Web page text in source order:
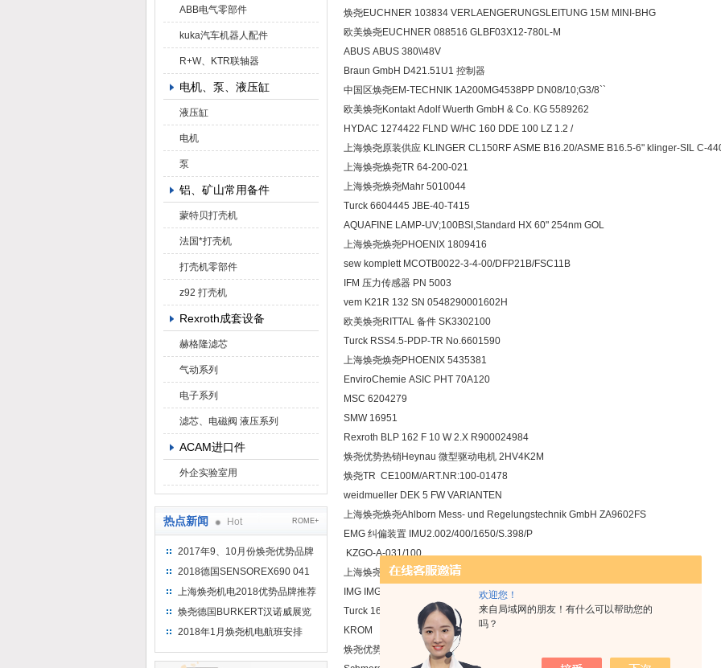
欢迎您！
来自局域网的朋友！有什么可以帮助您的
吗？
ABB电气零部件
kuka汽车机器人配件
R+W、KTR联轴器
电机、泵、液压缸
液压缸
电机
泵
铝、矿山常用备件
蒙特贝打壳机
法国*打壳机
打壳机零部件
z92 打壳机
Rexroth成套设备
赫格隆滤芯
气动系列
电子系列
滤芯、电磁阀 液压系列
ACAM进口件
外企实验室用
热点新闻 Hot ROME+
2017年9、10月份焕尧优势品牌
推荐
2018德国SENSOREX690 041
415 D
上海焕尧机电2018优势品牌推荐
焕尧德国BURKERT汉诺威展览
（2018）
2018年1月焕尧机电航班安排
焕尧EUCHNER 103834 VERLAENGERUNGSLEITUNG 15M MINI-BHG
欧美焕尧EUCHNER 088516 GLBF03X12-780L-M
ABUS ABUS 380\\48V
Braun GmbH D421.51U1 控制器
中国区焕尧EM-TECHNIK 1A200MG4538PP DN08/10;G3/8``
欧美焕尧Kontakt Adolf Wuerth GmbH & Co. KG 5589262
HYDAC 1274422 FLND W/HC 160 DDE 100 LZ 1.2 /
上海焕尧原装供应 KLINGER CL150RF ASME B16.20/ASME B16.5-6" klinger-SIL C-
上海焕尧焕尧TR 64-200-021
上海焕尧焕尧Mahr 5010044
Turck 6604445 JBE-40-T415
AQUAFINE LAMP-UV;100BSI,Standard HX 60" 254nm GOL
上海焕尧焕尧PHOENIX 1809416
sew komplett MCOTB0022-3-4-00/DFP21B/FSC11B
IFM 压力传感器 PN 5003
vem K21R 132 SN 0548290001602H
欧美焕尧RITTAL 备件 SK3302100
Turck RSS4.5-PDP-TR No.6601590
上海焕尧焕尧PHOENIX 5435381
EnviroChemie ASIC PHT 70A120
MSC 6204279
SMW 16951
Rexroth BLP 162 F 10 W 2.X R900024984
焕尧优势热销Heynau 微型驱动电机 2HV4K2M
焕尧TR CE100M/ART.NR:100-01478
weidmueller DEK 5 FW VARIANTEN
上海焕尧焕尧Ahlborn Mess- und Regelungstechnik GmbH ZA9602FS
EMG 纠偏装置 IMU2.002/400/1650/S.398/P
KZGO-A-031/100
上海焕尧焕尧Turck 6626742 PKG3M-0,8-RSC4T/TXL
IMG IMG30B-1435/382-AB/C-PT-D9-NT
Turck 1635213 BI5U-MT18H-AN6X-H1141
KROM 88016781 VAS 365/50R/NW
焕尧优势热销KROM 88017856 VAS 232R/LPGR